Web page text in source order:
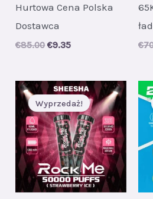
Hurtowa Cena Polska
Dostawca
€85.00 Original
€85.00.
€9.35Current
€9.35.
€
Wyprzedaż!